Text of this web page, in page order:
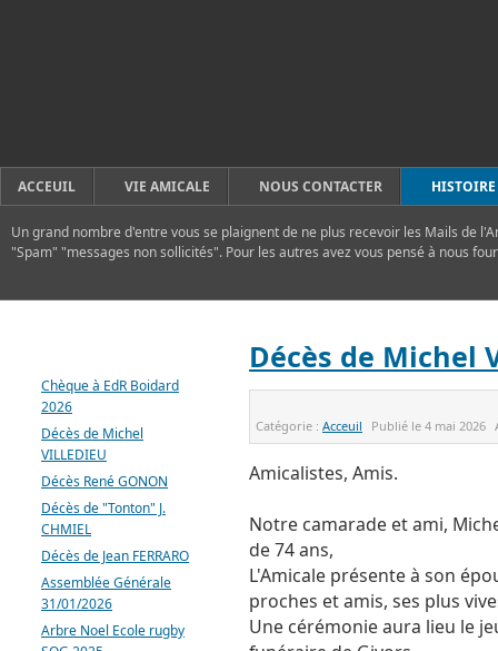
ACCEUIL VIE AMICALE NOUS CONTACTER
Un grand nombre d'entre vous se plaignent de ne plus recevoir les Mails de
"Spam" "messages non sollicités". Pour les autres avez vous pensé à nous
Décès de Michel
Catégorie :Acceuil Publié le4 mai 2026
Amicalistes, Amis.
Notre camarade et ami,
de 74 ans,
L'Amicale présente à son
proches et amis, ses plus
Une cérémonie aura lieu le
Chèque à EdR Boidard
2026
Décès de Michel
VILLEDIEU
Décès René GONON
Décès de "Tonton" J.
CHMIEL
Décès de Jean FERRARO
Assemblée Générale
31/01/2026
Arbre Noel Ecole rugby